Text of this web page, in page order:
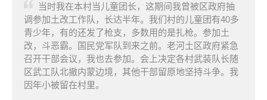
当时我在本村当儿童团长，这期间我曾被区政府抽
调参加土改工作队，长达半年。我们村的儿童团有40多
青少年，有的还发了枪支，多数用的是扎枪。参加土
改，斗恶霸。国民党军队到来之前。老河土区政府紧急
召开干部会议，我也去参加。会上决定各村武装队长随
区武工队北撤内蒙边境，其他干部留原地坚持斗争。我
因年小被留在村里。